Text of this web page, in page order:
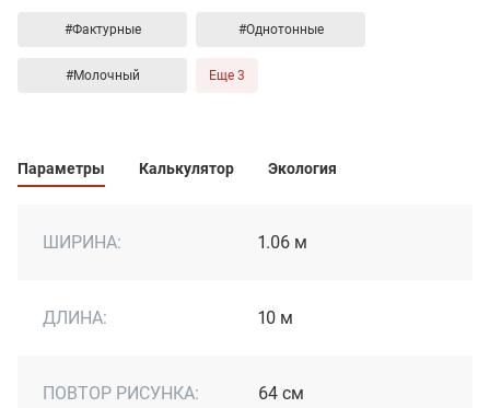
#Фактурные #Однотонные
#Молочный Еще 3
Параметры Калькулятор Экология
ШИРИНА: 1.06 м
ДЛИНА: 10 м
ПОВТОР РИСУНКА: 64 см